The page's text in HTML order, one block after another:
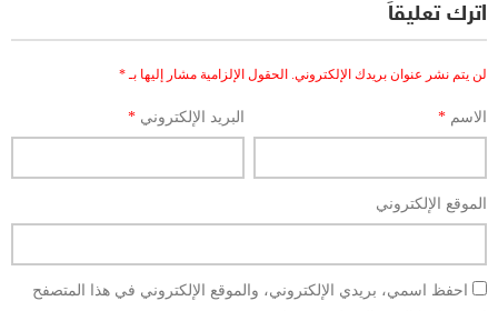
اترك تعليقاً
لن يتم نشر عنوان بريدك الإلكتروني. الحقول الإلزامية مشار إليها بـ*
الاسم * البريد الإلكتروني*
الموقع الإلكتروني
احفظ اسمي، بريدي الإلكتروني، والموقع الإلكتروني في هذا المتصفح